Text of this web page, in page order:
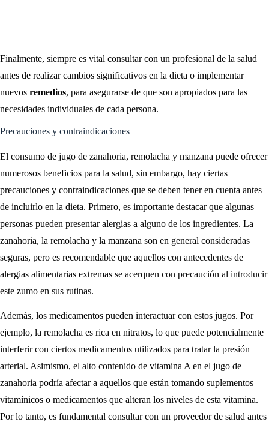
Finalmente, siempre es vital consultar con un profesional de la salud
antes de realizar cambios significativos en la dieta o implementar
nuevos remedios, para asegurarse de que son apropiados para las
necesidades individuales de cada persona.
Precauciones y contraindicaciones
El consumo de jugo de zanahoria, remolacha y manzana puede ofrecer
numerosos beneficios para la salud, sin embargo, hay ciertas
precauciones y contraindicaciones que se deben tener en cuenta antes
de incluirlo en la dieta. Primero, es importante destacar que algunas
personas pueden presentar alergias a alguno de los ingredientes. La
zanahoria, la remolacha y la manzana son en general consideradas
seguras, pero es recomendable que aquellos con antecedentes de
alergias alimentarias extremas se acerquen con precaución al introducir
este zumo en sus rutinas.
Además, los medicamentos pueden interactuar con estos jugos. Por
ejemplo, la remolacha es rica en nitratos, lo que puede potencialmente
interferir con ciertos medicamentos utilizados para tratar la presión
arterial. Asimismo, el alto contenido de vitamina A en el jugo de
zanahoria podría afectar a aquellos que están tomando suplementos
vitamínicos o medicamentos que alteran los niveles de esta vitamina.
Por lo tanto, es fundamental consultar con un proveedor de salud antes